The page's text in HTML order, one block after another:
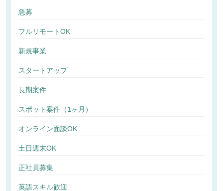
急募
フルリモートOK
新規事業
スタートアップ
長期案件
スポット案件（1ヶ月）
オンライン面談OK
土日週末OK
正社員募集
英語スキル歓迎